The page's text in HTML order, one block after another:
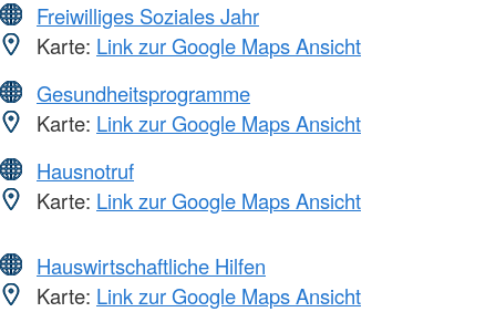
Freiwilliges Soziales Jahr
Karte: Link zur Google Maps Ansicht
Gesundheitsprogramme
Karte: Link zur Google Maps Ansicht
Hausnotruf
Karte: Link zur Google Maps Ansicht
Hauswirtschaftliche Hilfen
Karte: Link zur Google Maps Ansicht